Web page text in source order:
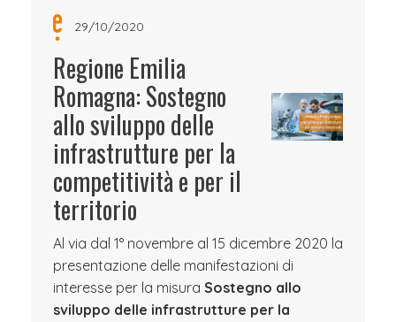
29/10/2020
Regione Emilia
Romagna: Sostegno
allo sviluppo delle
infrastrutture per la
competitività e per il
territorio
Al via dal 1° novembre al 15 dicembre 2020 la
presentazione delle manifestazioni di
interesse per la misura Sostegno allo
sviluppo delle infrastrutture per la